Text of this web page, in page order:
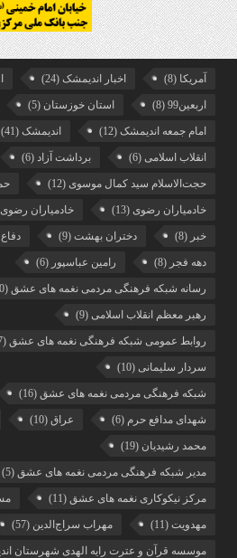
آمریکا (8) اخبار اندیمشک (24)
اربعین99 (8) استان خوزستان (5)
امام جمعه اندیمشک (12) اندیمشک (41)
انقلاب اسلامی (6) برداشت آزاد (6)
حجت‌الاسلام سید کمال موسوی (12)
خادمیاران رضوی (13) خادمیاران
خبر (8) دختران بهشت (9)
دهه فجر (8) رامین عباسپور (6)
رسانه شبکه فرهنگی مردمی نغمه های عشق (10)
رهبر معظم انقلاب اسلامی (9)
روابط عمومی شبکه فرهنگی نغمه های عشق (7)
سردار سلیمانی (10)
شبکه فرهنگی مردمی نغمه های عشق (16)
شهدای مدافع حرم (6) عراق (10)
محمد رشیدیان (19)
مدیر شبکه فرهنگی مردمی نغمه های عشق (5)
مرکز نیکوکاری نغمه های عشق (11)
مهدویت (11) مهراب سراج‌الدین (57)
موسسه قرآن و عترت رایه الهدی شهرستان